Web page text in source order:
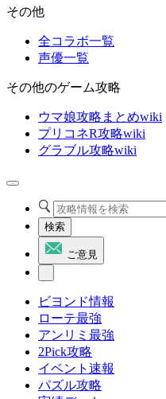
その他
全コラボ一覧
声優一覧
その他のゲーム攻略
ウマ娘攻略まとめwiki
プリコネR攻略wiki
グラブル攻略wiki
検索
ご意見
ビヨンド情報
ローテ最強
アンリミ最強
2Pick攻略
イベント速報
パズル攻略